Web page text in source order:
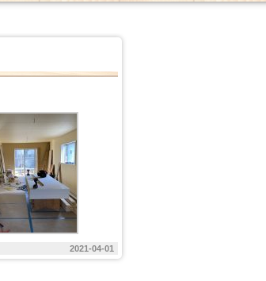
2021-04-01